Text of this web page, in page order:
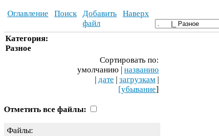
Оглавление Поиск
Добавить
файл
Наверх
Категория:
Разное
Сортировать по:
умолчанию | названию
| дате | загрузкам |
[убывание]
Отметить все файлы:
Файлы: